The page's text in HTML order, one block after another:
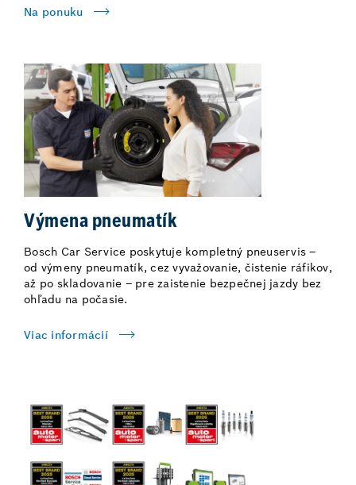
Na ponuku
Výmena pneumatík
Bosch Car Service poskytuje kompletný pneuservis –
od výmeny pneumatík, cez vyvažovanie, čistenie ráfikov,
až po skladovanie – pre zaistenie bezpečnej jazdy bez
ohľadu na počasie.
Viac informácií